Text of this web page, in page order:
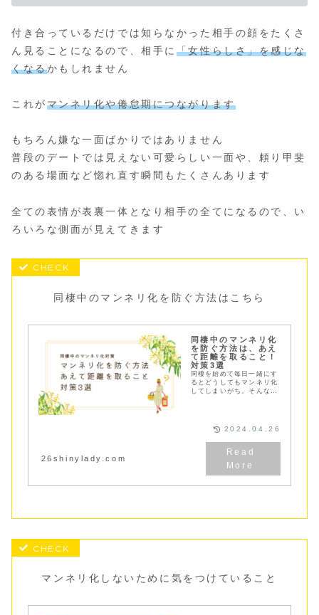
付き合っているだけでは知らなかった相手の顔をたくさ
ん見ることになるので、相手に 「女性らしさ」を感じな
くなるかもしれません
これがマンネリ化や倦怠期につながります
もちろん嫌な一面ばかりではありません
普段のデートでは見えない可愛らしい一面や、頼り甲斐
のある場面など惚れ直す瞬間もたくさんあります
全ての表情が表裏一体となり相手の全てになるので、い
ろいろな側面が見えてきます
同棲中のマンネリ化を防ぐ方法はこちら
同棲中のマンネリ化
を防ぐ方法は、あえ
て距離を取ること！
対策3選
同棲を始めて毎日一緒にす
るとどうしてもマンネリ化
してしまいがち。そんなマ
26shinylady.com
2024.04.26
マンネリ化しないために気をつけていること